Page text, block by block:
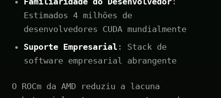
Estimados 4 milhões de
desenvolvedores CUDA mundialmente
Suporte Empresarial : Stack de
software empresarial abrangente
O ROCm da AMD reduziu a lacuna